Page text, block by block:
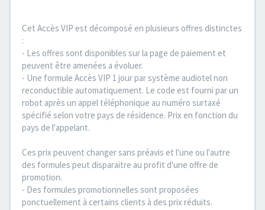
Cet Accès VIP est décomposé en plusieurs offres distinctes
:
- Les offres sont disponibles sur la page de paiement et
peuvent être amenées a évoluer.
- Une formule Accès VIP 1 jour par système audiotel non
reconductible automatiquement. Le code est fourni par un
robot après un appel téléphonique au numéro surtaxé
spécifié selon votre pays de résidence. Prix en fonction du
pays de l'appelant.
Ces prix peuvent changer sans préavis et l'une ou l'autre
des formules peut disparaitre au profit d'une offre de
promotion.
- Des formules promotionnelles sont proposées
ponctuellement à certains clients à des prix réduits.